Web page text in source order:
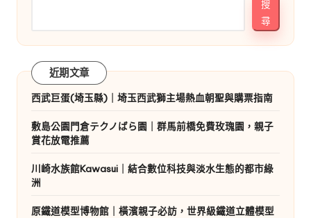
搜
尋
近期文章
西武巨蛋(埼玉縣)｜埼玉西武獅主場熱血朝聖與購票指南
敷島公園門倉テクノばら園｜群馬前橋免費玫瑰園，親子
賞花放電推薦
川崎水族館Kawasui｜結合數位科技與淡水生態的都市綠
洲
原鐵道模型博物館｜橫濱親子必訪，世界級鐵道立體模型